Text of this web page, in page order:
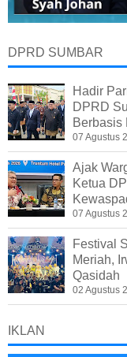
DPRD SUMBAR
Hadir
DPRD
Berbasis
07 Agustus
Ajak
Ketua
07 Agustus
Festival
Meriah,
Qasidah
02 Agustus
IKLAN